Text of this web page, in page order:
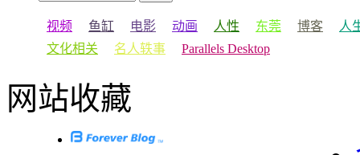
视频 鱼缸 电影 动画 人性 东莞 博客
人
文化相关
名人轶事 Parallels Desktop
网站收藏